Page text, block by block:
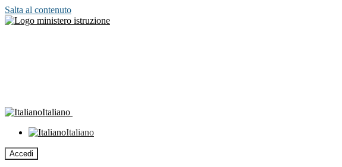
Salta al contenuto
Italiano
Italiano
Accedi